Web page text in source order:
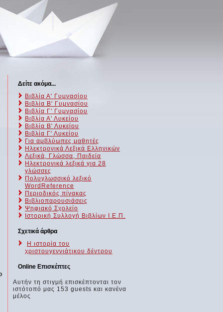
Δείτε ακόμα...
Βιβλία Α' Γυμνασίου
Βιβλία Β' Γυμνασίου
Βιβλία Γ' Γυμνασίου
Βιβλία Α' Λυκείου
Βιβλία Β' Λυκείου
Βιβλία Γ' Λυκείου
Για αμβλύωπες μαθητές
Ηλεκτρονικά Λεξικά Ελληνικών
Λεξικά, Γλώσσα, Παιδεία
Ηλεκτρονικά λεξικά για 28
γλώσσες
Πολυγλωσσικό λεξικό
WordReference
Περιοδικός πίνακας
Βιβλιοπαρουσιάσεις
Ψηφιακό Σχολείο
Ιστορική Συλλογή Βιβλίων Ι.Ε.Π.
Σχετικά άρθρα
Η ιστορία του
χριστουγεννιάτικου δέντρου
Online Επισκέπτες
Αυτήν τη στιγμή επισκέπτονται τον
ιστότοπό μας 153 guests και κανένα
μέλος